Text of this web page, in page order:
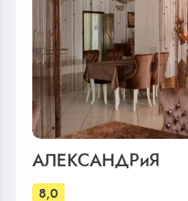
АЛЕКСАНДРиЯ
8,0